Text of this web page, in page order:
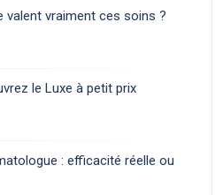
valent vraiment ces soins ?
le Luxe à petit prix
: efficacité réelle ou